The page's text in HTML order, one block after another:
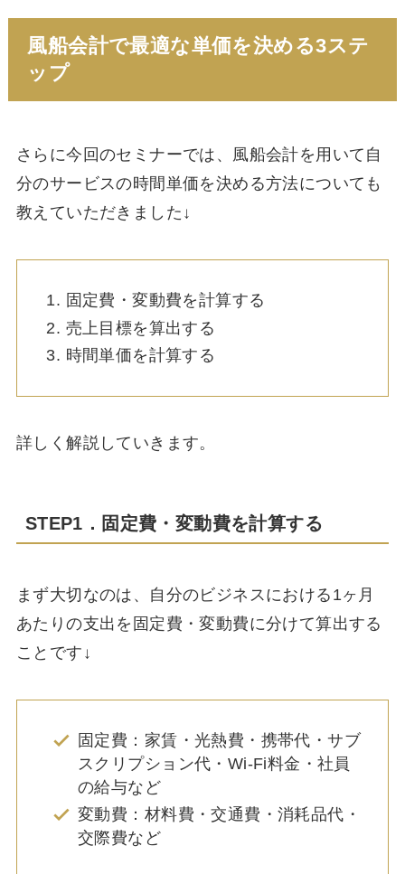
風船会計で最適な単価を決める3ステ
ップ
さらに今回のセミナーでは、風船会計を用いて自
分のサービスの時間単価を決める方法についても
教えていただきました↓
固定費・変動費を計算する
売上目標を算出する
時間単価を計算する
詳しく解説していきます。
STEP1．固定費・変動費を計算する
まず大切なのは、自分のビジネスにおける1ヶ月
あたりの支出を固定費・変動費に分けて算出する
ことです↓
固定費：家賃・光熱費・携帯代・サブ
スクリプション代・Wi-Fi料金・社員
の給与など
変動費：材料費・交通費・消耗品代・
交際費など